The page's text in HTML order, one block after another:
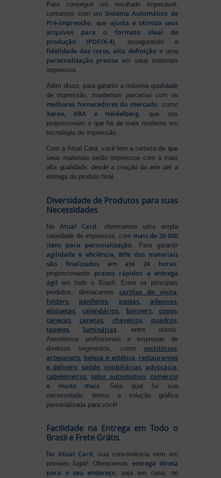
Para conseguir um resultado impecável,
contamos com um Sistema Automático de
Pré-Impressão, queajusta e otimiza seus
arquivos para o formato ideal de
produção (PDF/X-4), assegurando a
fidelidade das cores, alta definição e uma
personalização precisa em seus materiais
impressos.
Além disso, para garantir a máxima qualidade
de impressão, mantemos parcerias com os
melhores fornecedores do mercado, como
Xerox, KBA e Heidelberg, que nos
proporcionam o que há de mais moderno em
tecnologia de impressão.
Com a Atual Card, você tem a certeza de que
seus materiais serão impressos com a mais
alta qualidade, desde a criação da arte até a
entrega do produto final.
Diversidade de Produtos para suas
Necessidades
NaAtual Card , oferecemos uma ampla
variedade de impressos, com mais de 20.000
itens para personalização . Para garantir
agilidade e eficiência, 80% dos materiais
são finalizados em até 24 horas,
proporcionando prazos rápidos e entrega
ágil em todo o Brasil. Entre os principais
produtos, destacamos cartões de visita,
folders, panfletos, pastas, adesivos,
etiquetas,calendários, banners, copos,
canecas,canetas, chaveiros, quadros,
tapetes, luminárias , entre outros.
Atendemos profissionais e empresas de
diversos segmentos, como escritórios,
artesanato, beleza e estética, restaurantes
e delivery, saúde, imobiliárias, advocacia,
cabeleireiros, setor automotivo, comércio
e muito mais . Seja qual for sua
necessidade, temos a solução gráfica
personalizada para você!
Facilidade na Entrega em Todo o
Brasil e Frete Grátis
Na Atual Card, sua conveniência vem em
primeiro lugar! Oferecemos entrega direta
para o seu endereço, seja em casa, no